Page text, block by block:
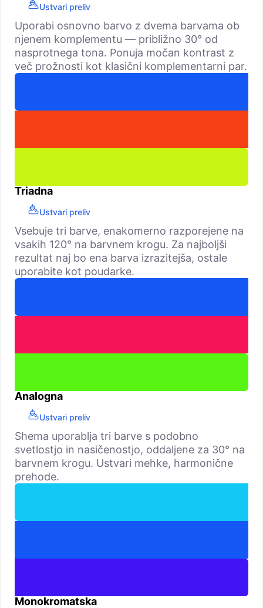
Ustvari preliv
Uporabi osnovno barvo z dvema barvama ob
njenem komplementu — približno 30° od
nasprotnega tona. Ponuja močan kontrast z
več prožnosti kot klasični komplementarni par.
Triadna
Ustvari preliv
Vsebuje tri barve, enakomerno razporejene na
vsakih 120° na barvnem krogu. Za najboljši
rezultat naj bo ena barva izrazitejša, ostale
uporabite kot poudarke.
Analogna
Ustvari preliv
Shema uporablja tri barve s podobno
svetlostjo in nasičenostjo, oddaljene za 30° na
barvnem krogu. Ustvari mehke, harmonične
prehode.
Monokromatska